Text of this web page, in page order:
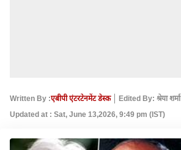
Written By :एबीपी एंटरटेनमेंट डेस्क
Edited By: श्रेया शर्मा
Updated at : Sat, June 13,2026, 9:49 pm (IST)